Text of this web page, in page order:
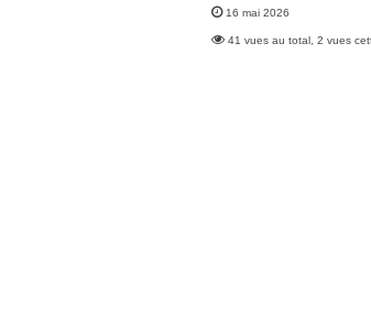
16 mai 2026
41 vues au total, 2 vues